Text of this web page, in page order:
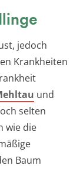
jedoch
Krankheiten
und
selten
wie die
Baum